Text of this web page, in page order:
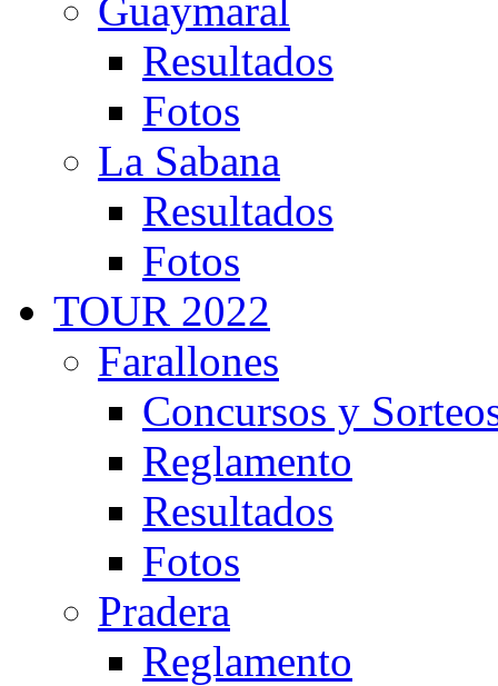
Guaymaral
Resultados
Fotos
La Sabana
Resultados
Fotos
TOUR 2022
Farallones
Concursos y
Reglamento
Resultados
Fotos
Pradera
Reglamento